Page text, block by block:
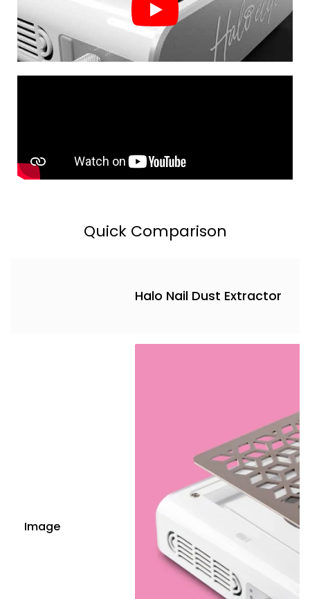
Quick Comparison
Halo Nail Dust Extractor
Image